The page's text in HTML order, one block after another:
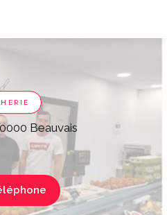
Beauvais